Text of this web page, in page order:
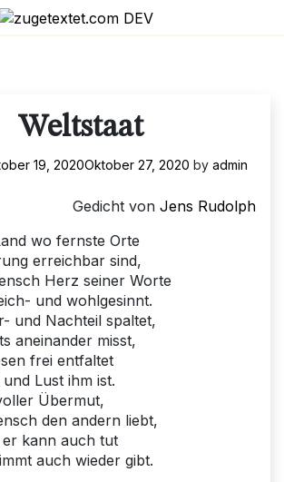
Weltstaat
19, 2020Oktober 27, 2020 by admin
Gedicht von Jens Rudolph
wo fernste Orte
erreichbar sind,
Herz seiner Worte
und wohlgesinnt.
und Nachteil spaltet,
aneinander misst,
frei entfaltet
Lust ihm ist.
Übermut,
den andern liebt,
er kann auch tut
auch wieder gibt.